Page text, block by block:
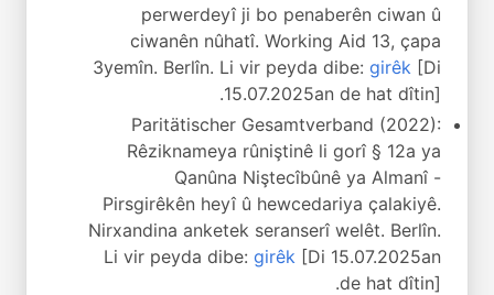
perwerdeyî ji bo penaberên ciwan û
ciwanên nûhatî. Working Aid 13, çapa
3yemîn. Berlîn. Li vir peyda dibe: girêk [Di
15.07.2025an de hat dîtin].
Paritätischer Gesamtverband (2022):
Rêziknameya rûniştinê li gorî § 12a ya
Qanûna Niştecîbûnê ya Almanî -
Pirsgirêkên heyî û hewcedariya çalakiyê.
Nirxandina anketek seranserî welêt. Berlîn.
Li vir peyda dibe: girêk [Di 15.07.2025an
de hat dîtin].